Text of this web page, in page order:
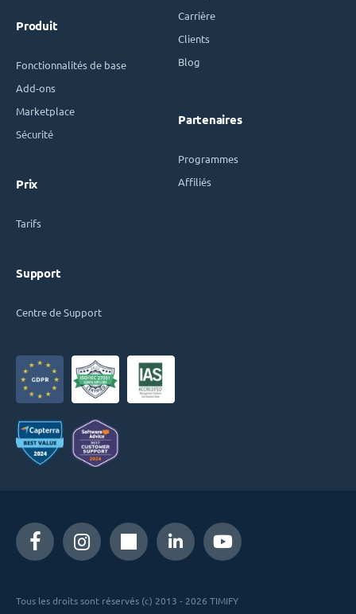
Produit
Fonctionnalités de base
Add-ons
Marketplace
Sécurité
Prix
Tarifs
Support
Centre de Support
Carrière
Clients
Blog
Partenaires
Programmes
Affiliés
Tous les droits sont réservés (c) 2013 - 2026 TIMIFY